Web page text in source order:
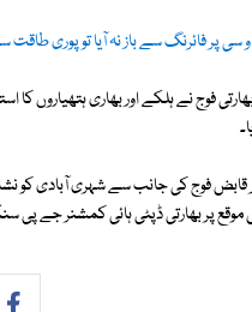
سی پر فائرنگ سے باز نہ آیا تو پوری
فوج نے ہلکے اور بھاری ہتھیاروں
فوج کی جانب سے شہری آبادی کو
پر بھارتی ڈپٹی ہائی کمشنر جے پی